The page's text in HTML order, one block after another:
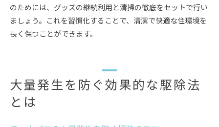
のためには、グッズの継続利用と清掃の徹底をセットで行い
ましょう。これを習慣化することで、清潔で快適な住環境を
長く保つことができます。
大量発生を防ぐ効果的な駆除法
とは